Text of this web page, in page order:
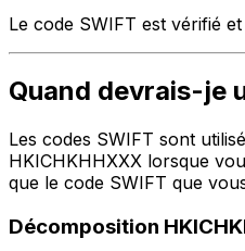
Le code SWIFT est vérifié
Quand devrais-je
Les codes SWIFT sont
HKICHKHHXXX lorsque
que le code SWIFT que
Décomposition